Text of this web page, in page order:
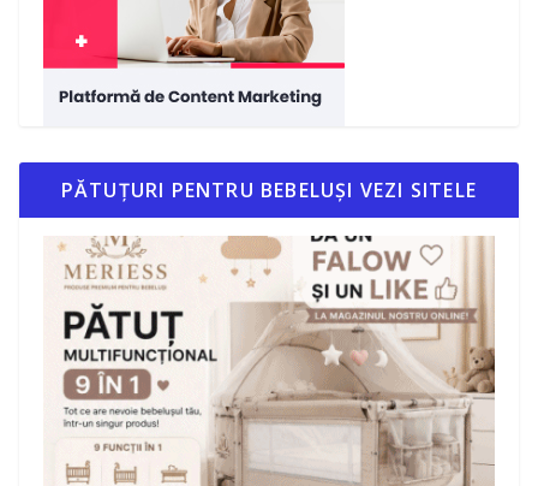
PĂTUȚURI PENTRU BEBELUȘI VEZI SITELE